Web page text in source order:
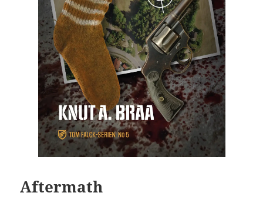
Aftermath